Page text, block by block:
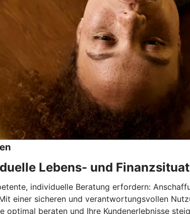
Lebens- und
individuelle Beratung erfordern:
einer sicheren und verantwortungsvollen
optimal beraten und Ihre Kundenerlebnisse